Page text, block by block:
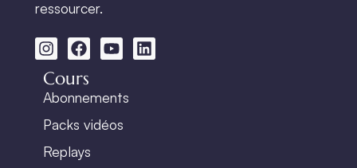
ressourcer.
Cours
Abonnements
Packs vidéos
Replays